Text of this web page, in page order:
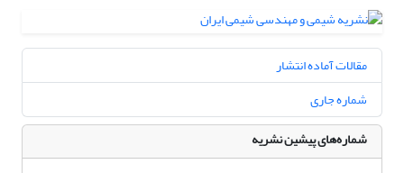
مقالات آماده انتشار
شماره جاری
شماره‌های پیشین نشریه